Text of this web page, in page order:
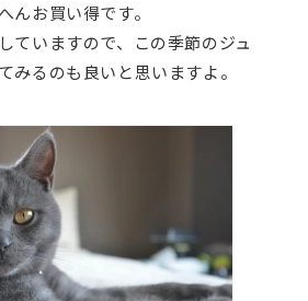
んお買い得です。
ていますので、この季節のジュ
みるのも良いと思いますよ。